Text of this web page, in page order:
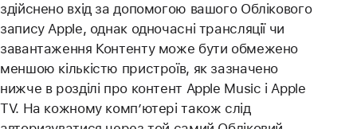
здійснено вхід за допомогою вашого Облікового
запису Apple, однак одночасні трансляції чи
завантаження Контенту може бути обмежено
меншою кількістю пристроїв, як зазначено
нижче в розділі про контент Apple Music і Apple
TV. На кожному комп’ютері також слід